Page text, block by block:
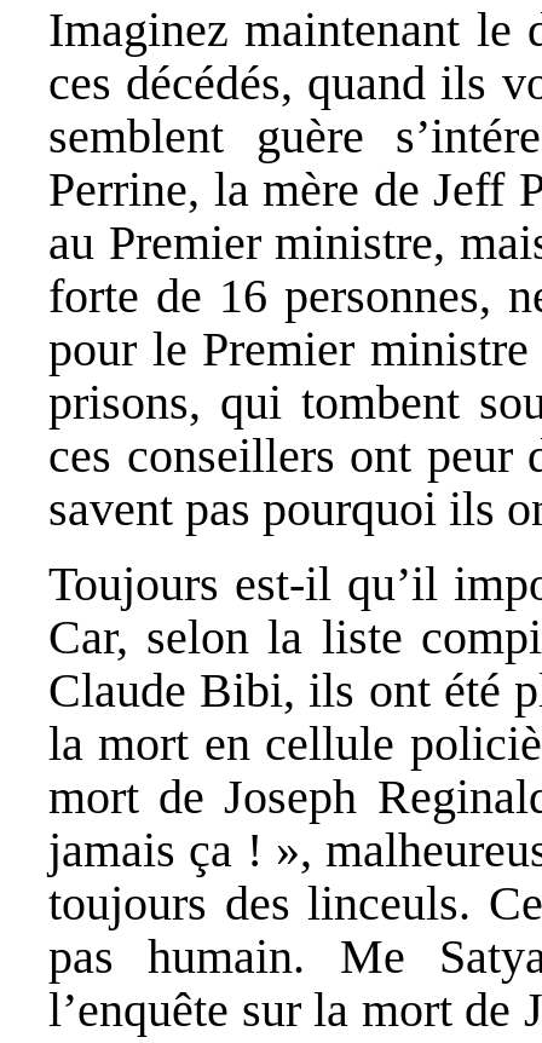
Imaginez maintenant le
ces décédés, quand ils
semblent guère
Perrine, la mère de Jeff
au Premier ministre,
forte de 16 personnes,
pour le Premier ministre
prisons, qui tombent
ces conseillers ont
savent pas pourquoi ils
Toujours est-il qu’il
Car, selon la liste
Claude Bibi, ils ont été
la mort en cellule
mort de Joseph
jamais ça ! »,
toujours des linceuls.
pas humain. Me
l’enquête sur la mort de